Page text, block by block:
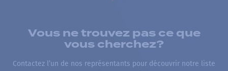
Vous ne trouvez pas ce que
vous cherchez?
Contactez l’un de nos représentants pour découvrir notre liste